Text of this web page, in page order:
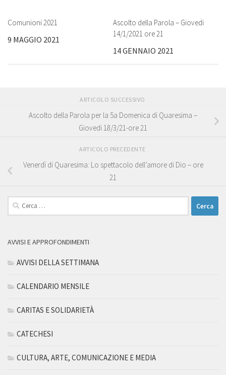
Comunioni 2021
9 MAGGIO 2021
Ascolto della Parola – Giovedi
14/1/2021 ore 21
14 GENNAIO 2021
ARTICOLO SUCCESSIVO
Ascolto della Parola per la 5a Domenica di Quaresima –
Giovedi 18/3/21-ore 21
ARTICOLO PRECEDENTE
Venerdì di Quaresima: Lo spettacolo dell’amore di Dio – ore
21
Ricerca
per:
AVVISI E APPROFONDIMENTI
AVVISI DELLA SETTIMANA
CALENDARIO MENSILE
CARITAS E SOLIDARIETÀ
CATECHESI
CULTURA, ARTE, COMUNICAZIONE E MEDIA